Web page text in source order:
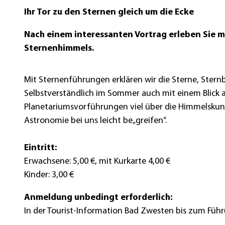
r
e
0
4
3
Ihr Tor zu den Sternen gleich um die Ecke
Nach einem interessanten Vortrag erleben Sie
Sternenhimmels.
Mit Sternenführungen erklären wir die Sterne,
Selbstverständlich im Sommer auch mit einem
Planetariumsvorführungen viel über die
Astronomie bei uns leicht be„greifen“.
Eintritt:
Erwachsene: 5,00 €, mit Kurkarte 4,00 €
Kinder: 3,00 €
Anmeldung unbedingt erforderlich:
In der Tourist-Information Bad Zwesten bis zum